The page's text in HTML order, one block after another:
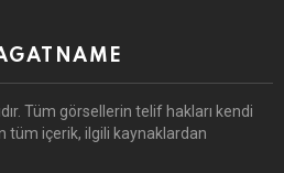
Tüm görsellerin telif hakları kendi
tüm içerik, ilgili kaynaklardan